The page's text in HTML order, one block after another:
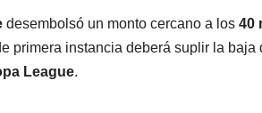
desembolsó un monto cercano a los 40
primera instancia deberá suplir la baja
League.